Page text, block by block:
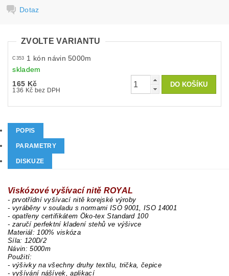
Dotaz
ZVOLTE VARIANTU
C353 1 kón návin 5000m
skladem
165 Kč
136 Kč bez DPH
POPIS
PARAMETRY
DISKUZE
Viskózové vyšívací nitě ROYAL
- prvotřídní vyšívací nitě korejské výroby
- vyráběny v souladu s normami ISO 9001, ISO 14001
- opatřeny certifikátem Öko-tex Standard 100
- zaručí perfektní kladení stehů ve výšivce
Materiál: 100% viskóza
Síla: 120D/2
Návin: 5000m
Použití:
- výšivky na všechny druhy textilu, trička, čepice
- vyšívání nášívek, aplikací